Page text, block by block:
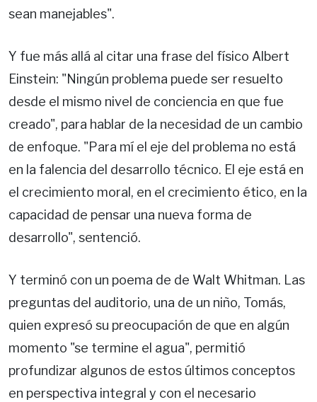
sean manejables".
Y fue más allá al citar una frase del físico Albert
Einstein: "Ningún problema puede ser resuelto
desde el mismo nivel de conciencia en que fue
creado", para hablar de la necesidad de un cambio
de enfoque. "Para mí el eje del problema no está
en la falencia del desarrollo técnico. El eje está en
el crecimiento moral, en el crecimiento ético, en la
capacidad de pensar una nueva forma de
desarrollo", sentenció.
Y terminó con un poema de de Walt Whitman. Las
preguntas del auditorio, una de un niño, Tomás,
quien expresó su preocupación de que en algún
momento "se termine el agua", permitió
profundizar algunos de estos últimos conceptos
en perspectiva integral y con el necesario